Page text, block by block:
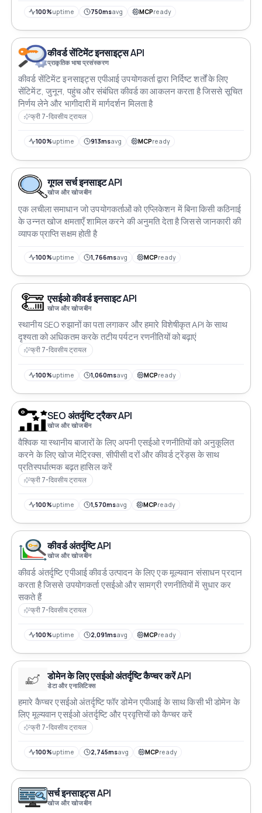
100%uptime 750msavg MCPready
कीवर्ड सेंटिमेंट इनसाइट्स API
प्राकृतिक भाषा प्रसंस्करण
कीवर्ड सेंटिमेंट इनसाइट्स एपीआई उपयोगकर्ता द्वारा निर्दिष्ट शर्तों के लिए
सेंटिमेंट, जुनून, पहुंच और संबंधित कीवर्ड का आकलन करता है जिससे सूचित
निर्णय लेने और भागीदारी में मार्गदर्शन मिलता है
फ्री 7-दिवसीय ट्रायल
100%uptime 913msavg MCPready
गूगल सर्च इनसाइट API
खोज और खोजबीन
एक लचीला समाधान जो उपयोगकर्ताओं को एप्लिकेशन में बिना किसी कठिनाई
के उन्नत खोज क्षमताएँ शामिल करने की अनुमति देता है जिससे जानकारी की
व्यापक प्राप्ति सक्षम होती है
100%uptime 1,766msavg MCPready
एसईओ कीवर्ड इनसाइट API
खोज और खोजबीन
स्थानीय SEO रुझानों का पता लगाकर और हमारे विशेषीकृत API के साथ
दृश्यता को अधिकतम करके तटीय पर्यटन रणनीतियों को बढ़ाएं
फ्री 7-दिवसीय ट्रायल
100%uptime 1,060msavg MCPready
SEO अंतर्दृष्टि ट्रैकर API
खोज और खोजबीन
वैश्विक या स्थानीय बाजारों के लिए अपनी एसईओ रणनीतियों को अनुकूलित
करने के लिए खोज मेट्रिक्स, सीपीसी दरों और कीवर्ड ट्रेंड्स के साथ
प्रतिस्पर्धात्मक बढ़त हासिल करें
फ्री 7-दिवसीय ट्रायल
100%uptime 1,570msavg MCPready
कीवर्ड अंतर्दृष्टि API
खोज और खोजबीन
कीवर्ड अंतर्दृष्टि एपीआई कीवर्ड उत्पादन के लिए एक मूल्यवान संसाधन प्रदान
करता है जिससे उपयोगकर्ता एसईओ और सामग्री रणनीतियों में सुधार कर
सकते हैं
फ्री 7-दिवसीय ट्रायल
100%uptime 2,091msavg MCPready
डोमेन के लिए एसईओ अंतर्दृष्टि कैप्चर करें API
डेटा और एनालिटिक्स
हमारे कैप्चर एसईओ अंतर्दृष्टि फॉर डोमेन एपीआई के साथ किसी भी डोमेन के
लिए मूल्यवान एसईओ अंतर्दृष्टि और प्रवृत्तियों को कैप्चर करें
फ्री 7-दिवसीय ट्रायल
100%uptime 2,745msavg MCPready
सर्च इनसाइट्स API
खोज और खोजबीन